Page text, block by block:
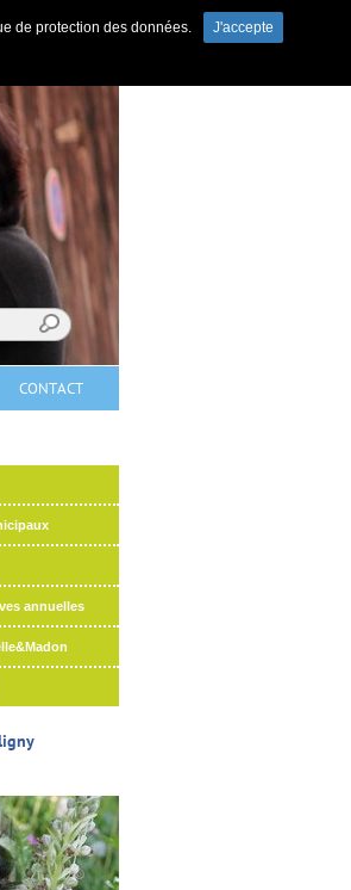
de protection des données.
J'accepte
CONTACT
annuelles